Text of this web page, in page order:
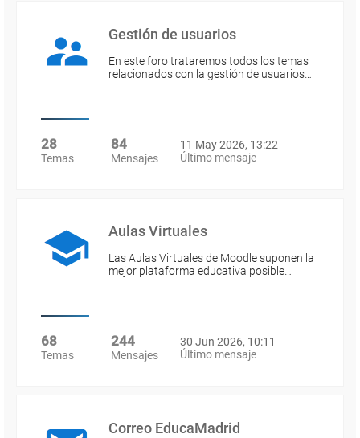
Gestión de usuarios
En este foro trataremos todos los temas
relacionados con la gestión de usuarios…
28
Temas
84
Mensajes
11 May 2026, 13:22
Último mensaje
Aulas Virtuales
Las Aulas Virtuales de Moodle suponen la
mejor plataforma educativa posible…
68
Temas
244
Mensajes
30 Jun 2026, 10:11
Último mensaje
Correo EducaMadrid